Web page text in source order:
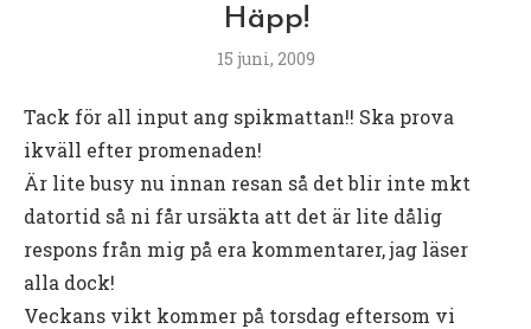
Häpp!
15 juni, 2009
Tack för all input ang spikmattan!! Ska prova
ikväll efter promenaden!
Är lite busy nu innan resan så det blir inte mkt
datortid så ni får ursäkta att det är lite dålig
respons från mig på era kommentarer, jag läser
alla dock!
Veckans vikt kommer på torsdag eftersom vi